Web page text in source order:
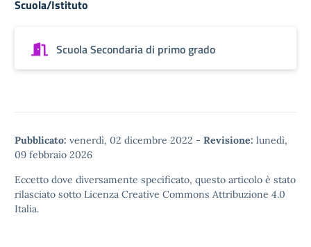
Scuola/Istituto
Scuola Secondaria di primo grado
Pubblicato: venerdì, 02 dicembre 2022 - Revisione: lunedì,
09 febbraio 2026
Eccetto dove diversamente specificato, questo articolo è stato
rilasciato sotto Licenza Creative Commons Attribuzione 4.0
Italia.